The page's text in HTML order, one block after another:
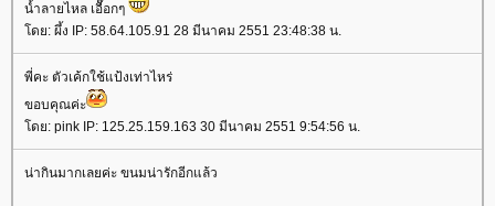
น้ำลายไหล เอื๊อกๆ
โดย: ผึ้ง IP: 58.64.105.91 28 มีนาคม 2551 23:48:38 น.
พี่คะ ตัวเค้กใช้แป้งเท่าไหร่
ขอบคุณค่ะ
โดย: pink IP: 125.25.159.163 30 มีนาคม 2551 9:54:56 น.
น่ากินมากเลยค่ะ ขนมน่ารักอีกแล้ว